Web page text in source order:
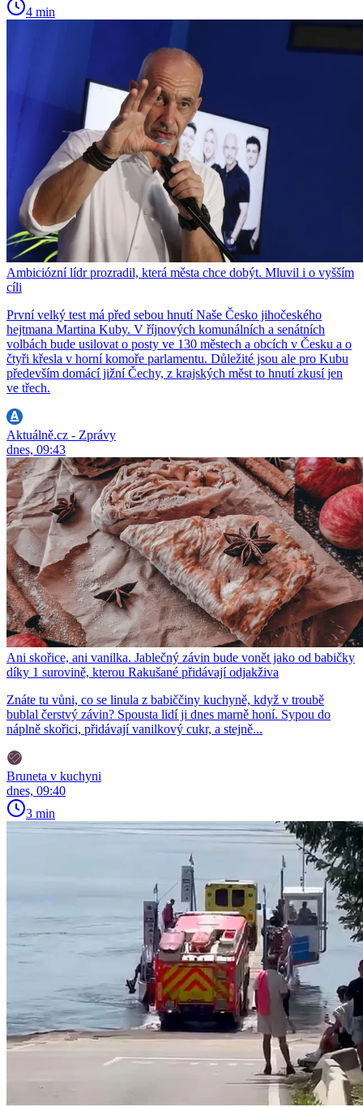
4 min
Ambiciózní lídr prozradil, která města chce dobýt. Mluvil i o vyšším
cíli
První velký test má před sebou hnutí Naše Česko jihočeského
hejtmana Martina Kuby. V říjnových komunálních a senátních
volbách bude usilovat o posty ve 130 městech a obcích v Česku a o
čtyři křesla v horní komoře parlamentu. Důležité jsou ale pro Kubu
především domácí jižní Čechy, z krajských měst to hnutí zkusí jen
ve třech.
Aktuálně.cz - Zprávy
dnes, 09:43
Ani skořice, ani vanilka. Jablečný závin bude vonět jako od babičky
díky 1 surovině, kterou Rakušané přidávají odjakživa
Znáte tu vůni, co se linula z babiččiny kuchyně, když v troubě
bublal čerstvý závin? Spousta lidí ji dnes marně honí. Sypou do
náplně skořici, přidávají vanilkový cukr, a stejně...
Bruneta v kuchyni
dnes, 09:40
3 min